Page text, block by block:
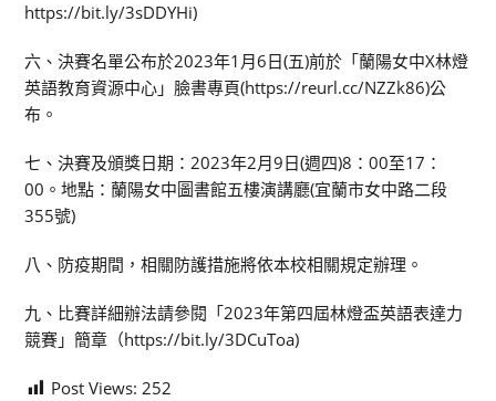
https://bit.ly/3sDDYHi)
六、決賽名單公布於2023年1月6日(五)前於「蘭陽女中X林燈
英語教育資源中心」臉書專頁(https://reurl.cc/NZZk86)公
布。
七、決賽及頒獎日期：2023年2月9日(週四)8：00至17：
00。地點：蘭陽女中圖書館五樓演講廳(宜蘭市女中路二段
355號)
八、防疫期間，相關防護措施將依本校相關規定辦理。
九、比賽詳細辦法請參閱「2023年第四屆林燈盃英語表達力
競賽」簡章（https://bit.ly/3DCuToa)
Post Views: 252